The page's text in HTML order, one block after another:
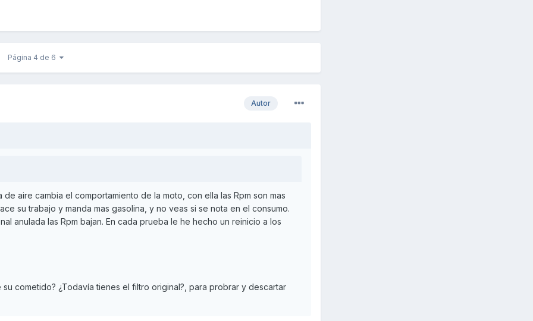
Página 4 de 6
Autor
aire cambia el comportamiento de la moto, con ella las Rpm son mas
su trabajo y manda mas gasolina, y no veas si se nota en el consumo.
anulada las Rpm bajan. En cada prueba le he hecho un reinicio a los
cometido? ¿Todavía tienes el filtro original?, para probrar y descartar